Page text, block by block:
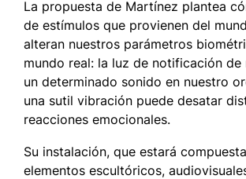
La propuesta de Martínez plantea
de estímulos que provienen del
alteran nuestros parámetros
mundo real: la luz de notificación de
un determinado sonido en nuestro
una sutil vibración puede desatar
reacciones emocionales.
Su instalación, que estará
elementos escultóricos,